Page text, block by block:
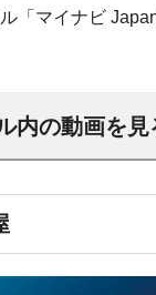
「マイナビ
内の動画を見